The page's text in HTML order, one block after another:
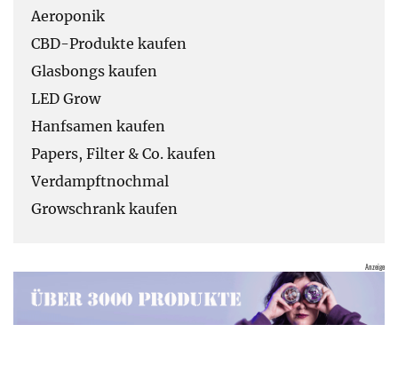
Aeroponik
CBD-Produkte kaufen
Glasbongs kaufen
LED Grow
Hanfsamen kaufen
Papers, Filter & Co. kaufen
Verdampftnochmal
Growschrank kaufen